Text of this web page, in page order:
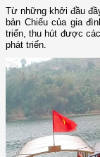
Từ những khởi đầu
bản Chiếu của gia
triển, thu hút được
phát triển.